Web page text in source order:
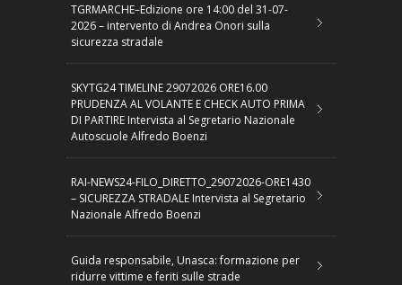
TGRMARCHE–Edizione ore 14:00 del 31-07-
2026 – intervento di Andrea Onori sulla
sicurezza stradale
SKYTG24 TIMELINE 29072026 ORE16.00
PRUDENZA AL VOLANTE E CHECK AUTO PRIMA
DI PARTIRE Intervista al Segretario Nazionale
Autoscuole Alfredo Boenzi
RAI-NEWS24-FILO_DIRETTO_29072026-ORE1430
– SICUREZZA STRADALE Intervista al Segretario
Nazionale Alfredo Boenzi
Guida responsabile, Unasca: formazione per
ridurre vittime e feriti sulle strade